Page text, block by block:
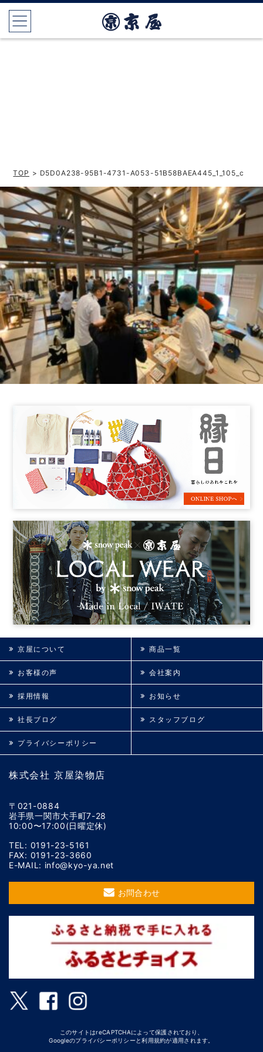
TOP > D5D0A238-95B1-4731-A053-51B58BAEA445_1_105_c
株式会社 京屋染物店
〒021-0884
岩手県一関市大手町7-28
10:00〜17:00(日曜定休)
TEL: 0191-23-5161
FAX: 0191-23-3660
E-MAIL: info@kyo-ya.net
お問合わせ
京屋について 商品一覧
お客様の声 会社案内
採用情報 お知らせ
社長ブログ スタッフブログ
プライバシーポリシー
このサイトはreCAPTCHAによって保護されており、
Googleのプライバシーポリシー と利用規約が適用されます。